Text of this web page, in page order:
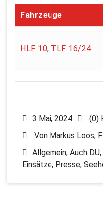
Fahrzeuge
HLF 10, TLF 16/24
3 Mai, 2024
(0)
Von Markus Loos,
Allgemein, Auch DU,
Einsätze, Presse,